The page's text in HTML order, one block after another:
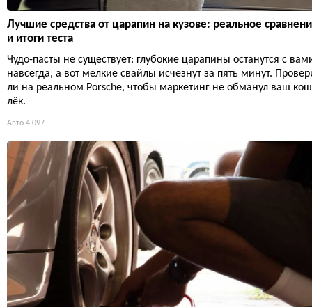
Лучшие средства от царапин на кузове: реальное
и итоги теста
Чудо-пасты не существует: глубокие царапины останутся с
навсегда, а вот мелкие свайлы исчезнут за пять минут.
ли на реальном Porsche, чтобы маркетинг не обманул ваш
лёк.
Авто 4 097